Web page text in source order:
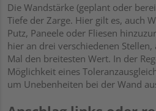
Die Wandstärke (geplant oder
Tiefe der Zarge. Hier gilt es, auch
Putz, Paneele oder Fliesen
hier an drei verschiedenen Stellen,
Mal den breitesten Wert. In der
Möglichkeit eines
um Unebenheiten bei der Wand